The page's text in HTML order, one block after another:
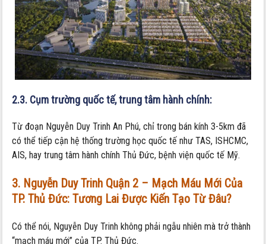
2.3. Cụm trường quốc tế, trung tâm hành chính:
Từ đoạn Nguyễn Duy Trinh An Phú, chỉ trong bán kính 3-5km đã
có thể tiếp cận hệ thống trường học quốc tế như TAS, ISHCMC,
AIS, hay trung tâm hành chính Thủ Đức, bệnh viện quốc tế Mỹ.
3. Nguyễn Duy Trinh Quận 2 – Mạch Máu Mới Của
TP. Thủ Đức: Tương Lai Được Kiến Tạo Từ Đâu?
Có thể nói, Nguyễn Duy Trinh không phải ngẫu nhiên mà trở thành
“mạch máu mới” của TP. Thủ Đức.